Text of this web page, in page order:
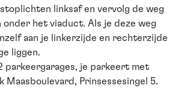
linksaf en vervolg de weg
onder het viaduct. Als je deze weg
aan je linkerzijde en rechterzijde
liggen.
parkeergarages, je parkeert met
Maasboulevard, Prinsessesingel 5.